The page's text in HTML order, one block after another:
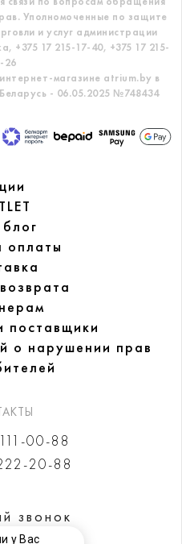
Уполномоченные по защите
и услуг администрации
+375 17 215-17-40, +375 17 215-
26
магазине atrium.by в
- 06.05.2025 №748434
оплаты
поставщики
о нарушении прав
00-88
20-88
звонок
у Вас